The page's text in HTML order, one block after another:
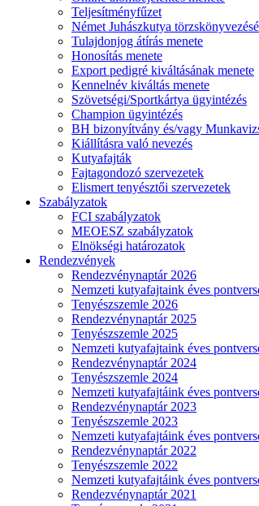
Teljesítményfűzet
Német Juhászkutya
Tulajdonjog átírás menete
Honosítás menete
Export pedigré kiváltásának menete
Kennelnév kiváltás menete
Szövetségi/Sportkártya ügyintézés
Champion ügyintézés
BH bizonyítvány és/vagy
Kiállításra való nevezés
Kutyafajták
Fajtagondozó szervezetek
Elismert tenyésztői szervezetek
Szabályzatok
FCI szabályzatok
MEOESZ szabályzatok
Elnökségi határozatok
Rendezvények
Rendezvénynaptár 2026
Nemzeti kutyafajtaink éves
Tenyészszemle 2026
Rendezvénynaptár 2025
Tenyészszemle 2025
Nemzeti kutyafajtaink éves
Rendezvénynaptár 2024
Tenyészszemle 2024
Nemzeti kutyafajtáink éves
Rendezvénynaptár 2023
Tenyészszemle 2023
Nemzeti kutyafajtáink éves
Rendezvénynaptár 2022
Tenyészszemle 2022
Nemzeti kutyafajtáink éves
Rendezvénynaptár 2021